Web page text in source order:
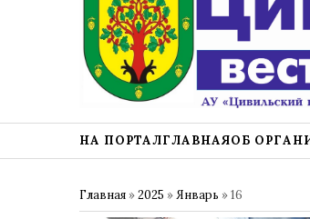
НА ПОРТАЛГЛАВНАЯОБ
Главная »2025 »Январь »16